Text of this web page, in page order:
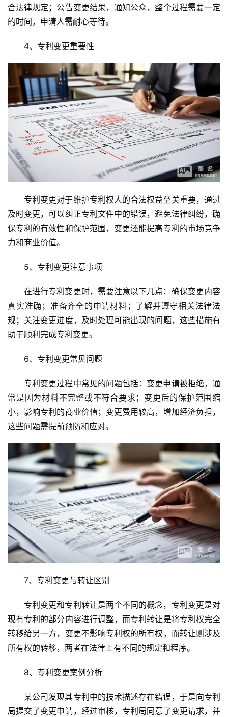
合法律规定；公告变更结果，通知公众，整个过程需要一定
的时间，申请人需耐心等待。
4、专利变更重要性
专利变更对于维护专利权人的合法权益至关重要，通过
及时变更，可以纠正专利文件中的错误，避免法律纠纷，确
保专利的有效性和保护范围，变更还能提高专利的市场竞争
力和商业价值。
5、专利变更注意事项
在进行专利变更时，需要注意以下几点：确保变更内容
真实准确；准备齐全的申请材料；了解并遵守相关法律法
规；关注变更进度，及时处理可能出现的问题，这些措施有
助于顺利完成专利变更。
6、专利变更常见问题
专利变更过程中常见的问题包括：变更申请被拒绝，通
常是因为材料不完整或不符合要求；变更后的保护范围缩
小，影响专利的商业价值；变更费用较高，增加经济负担，
这些问题需提前预防和应对。
7、专利变更与转让区别
专利变更和专利转让是两个不同的概念，专利变更是对
现有专利的部分内容进行调整，而专利转让是将专利权完全
转移给另一方，变更不影响专利权的所有权，而转让则涉及
所有权的转移，两者在法律上有不同的规定和程序。
8、专利变更案例分析
某公司发现其专利中的技术描述存在错误，于是向专利
局提交了变更申请，经过审核，专利局同意了变更请求，并